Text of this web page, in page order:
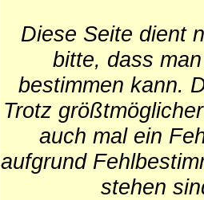
Diese Seite dient
bitte, dass
bestimmen kann.
Trotz
auch mal ein
aufgrund
stehen